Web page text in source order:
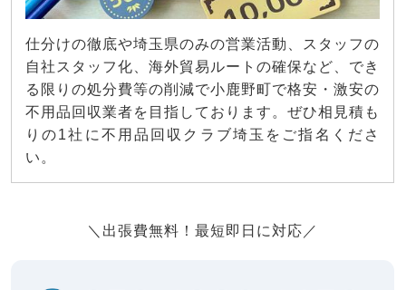
仕分けの徹底や埼玉県のみの営業活動、スタッフの
自社スタッフ化、海外貿易ルートの確保など、でき
る限りの処分費等の削減で小鹿野町で格安・激安の
不用品回収業者を目指しております。ぜひ相見積も
りの1社に不用品回収クラブ埼玉をご指名くださ
い。
＼出張費無料！最短即日に対応／